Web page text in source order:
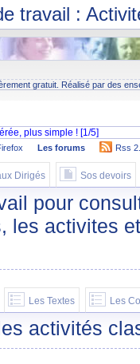
travail :
gratuit. Réalisé par des
Les forums Rss
Dirigés Sos devoirs
pour
les activites
Les Textes Les
activités